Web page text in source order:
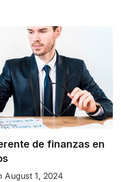
de finanzas en
August 1, 2024